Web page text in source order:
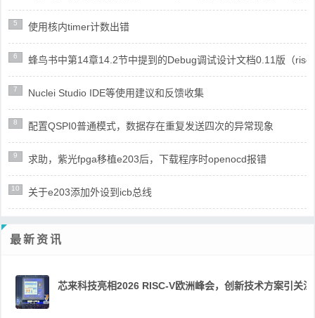
5 使用核内timer计数出错
6 蜂鸟书中第14章14.2节中提到的Debug调试设计文档0.11版（
7 Nuclei Studio IDE等使用建议和反馈收集
8 配置QSPI0普通模式，数据存在重复发送四次的异常现象
9 求助，紫光fpga移植e203后，下载程序时openocd报错
10 关于e203添加外设到icb总线
最新资讯
芯来科技亮相2026 RISC-V欧洲峰会，创新技术方案引关注